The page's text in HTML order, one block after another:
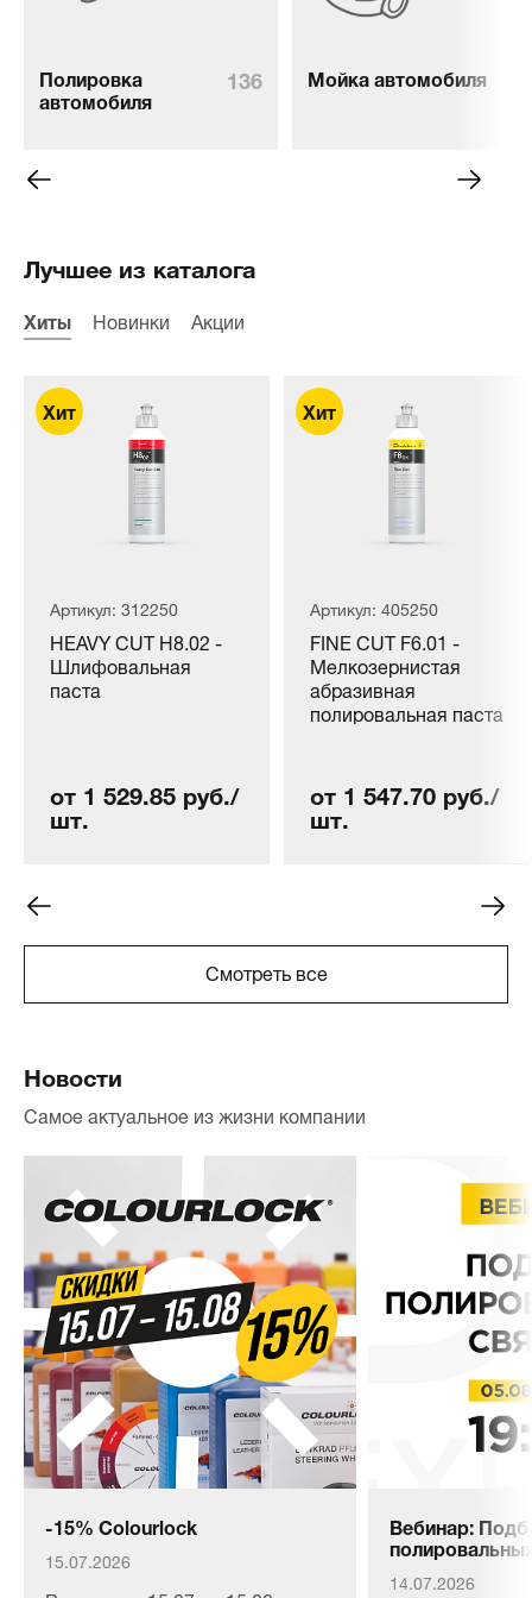
Полировка
автомобиля
136 Мойка автомобиля
Лучшее из каталога
Хиты Новинки Акции
Артикул: 312250
HEAVY CUT H8.02 -
Шлифовальная
паста
от 1 529.85 руб./
шт.
Артикул: 405250
FINE CUT F6.01 -
Мелкозернистая
абразивная
полировальная паста
от 1 547.70 руб./
шт.
Смотреть все
Новости
Самое актуальное из жизни компании
-15% Colourlock
15.07.2026
Вебинар:
14.07.2026